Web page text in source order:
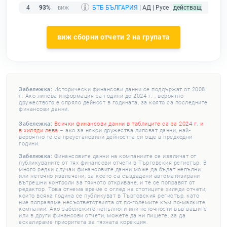
4 93% БТБ БЪЛГАРИЯ | АД | Русе | действащ
виж сборни отчети 2 на групата
Забележка: Исторически финансови данни се поддържат от 2008
г. Ако липсва информация за години до 2024 г. , вероятно
дружеството е спряло дейност в годината, за която са последните
финансови данни.
Забележка: Всички финансови данни в таблиците са за 2024 г. и
в хиляди лева – ако за някои дружества липсват данни, най-
вероятно те са преустановили дейността си още в предходни
години.
Забележка: Финансовите данни на компаниите се извличат от
публикуваните от тях финансови отчети в Търговския регистър. В
много редки случаи финансовите данни може да бъдат непълни
или неточно извлечени, за което са създадени автоматизирани
вътрешни контроли за тяхното откриване, и те се поправят от
редактор. Това отнема време с оглед на стотиците хиляди отчети,
които всяка година се публикуват в Търговския регистър, като
ние поправяме несъответствията от по-големите към по-малките
компании. Ако забележите непълноти или неточности във вашите
или в други финансови отчети, можете да ни пишете, за да
ескалираме приоритета за тяхната корекция.